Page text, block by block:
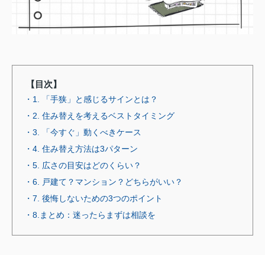
【目次】
・1. 「手狭」と感じるサインとは？
・2. 住み替えを考えるベストタイミング
・3. 「今すぐ」動くべきケース
・4. 住み替え方法は3パターン
・5. 広さの目安はどのくらい？
・6. 戸建て？マンション？どちらがいい？
・7. 後悔しないための3つのポイント
・8.まとめ：迷ったらまずは相談を